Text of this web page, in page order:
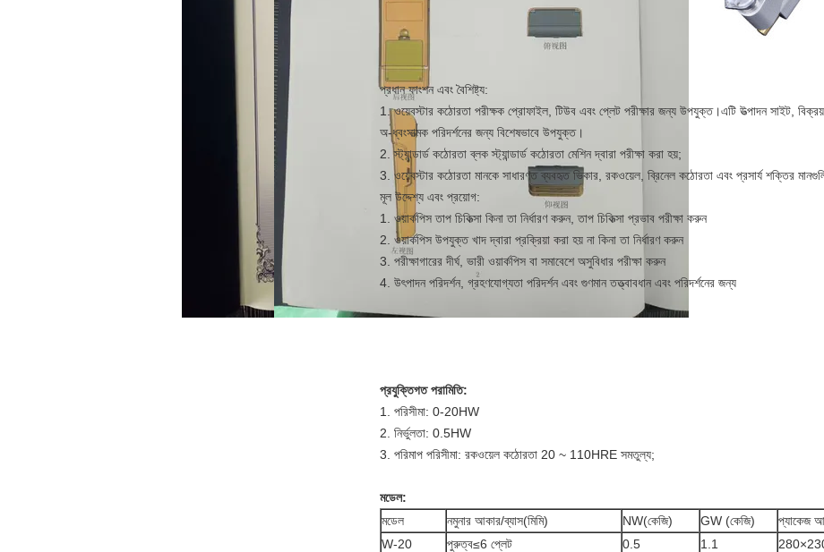
প্রধান ফাংশন এবং বৈশিষ্ট্য:
1. ওয়েবস্টার কঠোরতা পরীক্ষক প্রোফাইল, টিউব এবং প্লেট পরীক্ষার জন্য উপযুক্ত।এটি উত্পাদন সাইট,
অ-ধ্বংসাত্মক পরিদর্শনের জন্য বিশেষভাবে উপযুক্ত।
2. স্ট্যান্ডার্ড কঠোরতা ব্লক স্ট্যান্ডার্ড কঠোরতা মেশিন দ্বারা পরীক্ষা করা হয়;
3. ওয়েবস্টার কঠোরতা মানকে সাধারণত ব্যবহৃত ভিকার, রকওয়েল, ব্রিনেল কঠোরতা এবং প্রসার্য শক্তির
মূল উদ্দেশ্য এবং প্রয়োগ:
1. ওয়ার্কপিস তাপ চিকিত্সা কিনা তা নির্ধারণ করুন, তাপ চিকিত্সা প্রভাব পরীক্ষা করুন
2. ওয়ার্কপিস উপযুক্ত খাদ দ্বারা প্রক্রিয়া করা হয় না কিনা তা নির্ধারণ করুন
3. পরীক্ষাগারের দীর্ঘ, ভারী ওয়ার্কপিস বা সমাবেশে অসুবিধার পরীক্ষা করুন
4. উৎপাদন পরিদর্শন, গ্রহণযোগ্যতা পরিদর্শন এবং গুণমান তত্ত্বাবধান এবং পরিদর্শনের জন্য
প্রযুক্তিগত পরামিতি:
1. পরিসীমা: 0-20HW
2. নির্ভুলতা: 0.5HW
3. পরিমাপ পরিসীমা: রকওয়েল কঠোরতা 20 ~ 110HRE সমতুল্য;
মডেল:
মডেল
নমুনার আকার/ব্যাস(মিমি) NW(কেজি) GW (কেজি)
প্যাকেজ
W-20
পুরুত্ব≤6 প্লেট
0.5 1.1